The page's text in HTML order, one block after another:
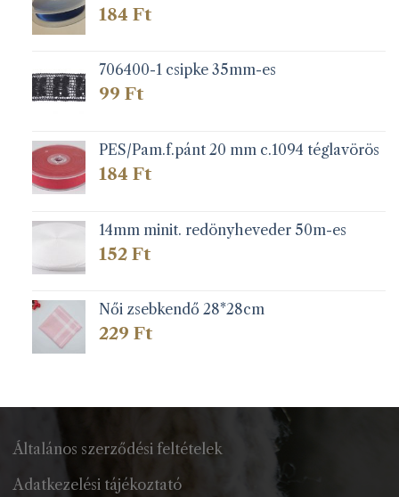
184 Ft
706400-1 csipke 35mm-es
99 Ft
PES/Pam.f.pánt 20 mm c.1094 téglavörös
184 Ft
14mm minit. redönyheveder 50m-es
152 Ft
Női zsebkendő 28*28cm
229 Ft
Általános szerződési feltételek
Adatkezelési tájékoztató